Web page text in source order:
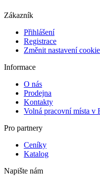
Zákazník
Přihlášení
Registrace
Změnit nastavení
Informace
O nás
Prodejna
Kontakty
Volná pracovní místa v
Pro partnery
Ceníky
Katalog
Napište nám